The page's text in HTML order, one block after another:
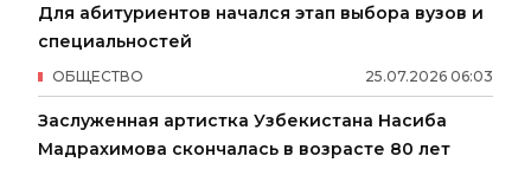
Для абитуриентов начался этап выбора вузов и
специальностей
25.07.2026 06:03
ОБЩЕСТВО
Заслуженная артистка Узбекистана Насиба
Мадрахимова скончалась в возрасте 80 лет